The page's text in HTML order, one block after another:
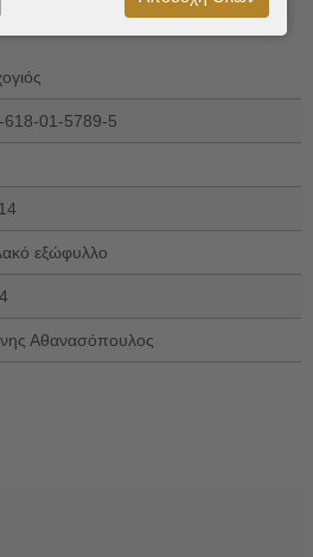
618-01-5789-5
εξώφυλλο
Αθανασόπουλος